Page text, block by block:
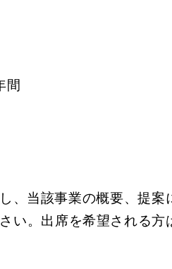
間
、当該事業の概要、提
い。出席を希望される